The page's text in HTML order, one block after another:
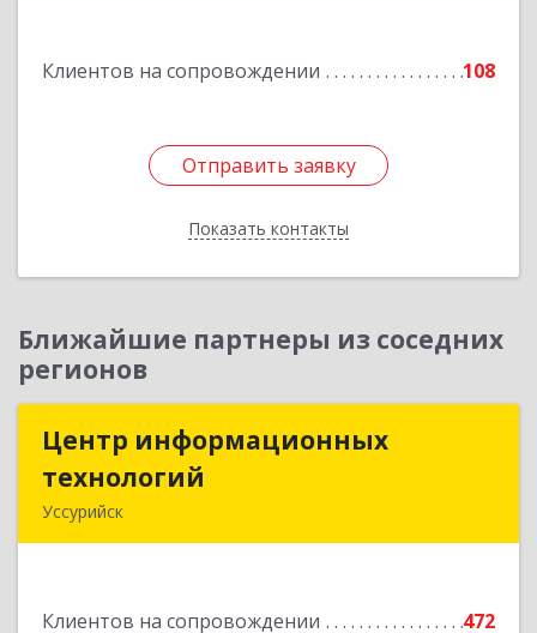
Клиентов на сопровождении 108
Отправить заявку
Показать контакты
Отправить заявку
Назад
Ближайшие партнеры из соседних
регионов
Центр информационных
технологий
Уссурийск
Клиентов на сопровождении 472
Центр информационных
Подробнее